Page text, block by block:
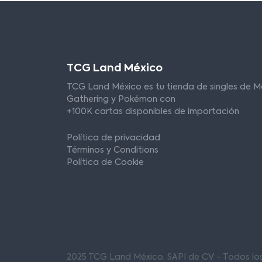
TCG Land México
TCG Land México es tu tienda de singles de
Gathering y Pokémon con
+100K cartas disponibles de importación
Política de privacidad
Términos y Conditions
Política de Cookie
2025 TCG Land México, SAPI de CV - Todos